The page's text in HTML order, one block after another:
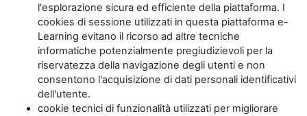
l'esplorazione sicura ed efficiente della piattaforma. I
cookies di sessione utilizzati in questa piattaforma e-
Learning evitano il ricorso ad altre tecniche
informatiche potenzialmente pregiudizievoli per la
riservatezza della navigazione degli utenti e non
consentono l'acquisizione di dati personali identificativi
dell'utente.
cookie tecnici di funzionalità utilizzati per migliorare